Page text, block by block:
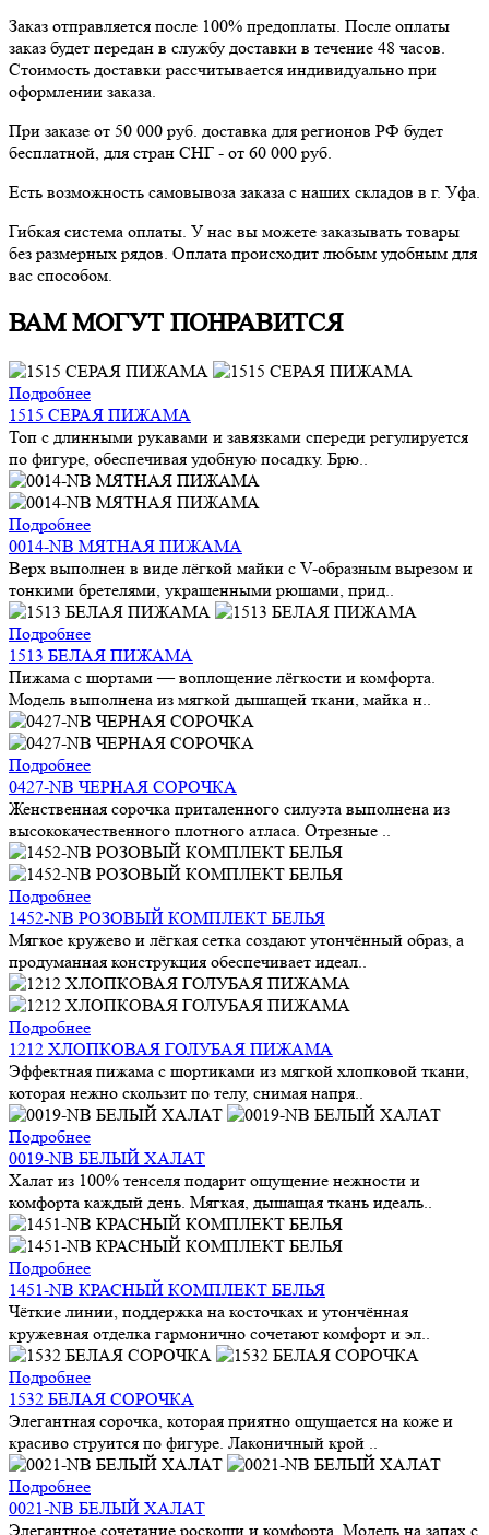
Заказ отправляется после 100% предоплаты. После оплаты
заказ будет передан в службу доставки в течение 48 часов.
Стоимость доставки рассчитывается индивидуально при
оформлении заказа.
При заказе от 50 000 руб. доставка для регионов РФ будет
бесплатной, для стран СНГ - от 60 000 руб.
Есть возможность самовывоза заказа с наших складов в г. Уфа.
Гибкая система оплаты. У нас вы можете заказывать товары
без размерных рядов. Оплата происходит любым удобным для
вас способом.
ВАМ МОГУТ ПОНРАВИТСЯ
Подробнее
1515 СЕРАЯ ПИЖАМА
Топ с длинными рукавами и завязками спереди регулируется
по фигуре, обеспечивая удобную посадку. Брю..
Подробнее
0014-NB МЯТНАЯ ПИЖАМА
Верх выполнен в виде лёгкой майки с V-образным вырезом и
тонкими бретелями, украшенными рюшами, прид..
Подробнее
1513 БЕЛАЯ ПИЖАМА
Пижама с шортами — воплощение лёгкости и комфорта.
Модель выполнена из мягкой дышащей ткани, майка н..
Подробнее
0427-NB ЧЕРНАЯ СОРОЧКА
Женственная сорочка приталенного силуэта выполнена из
высококачественного плотного атласа. Отрезные ..
Подробнее
1452-NB РОЗОВЫЙ КОМПЛЕКТ БЕЛЬЯ
Мягкое кружево и лёгкая сетка создают утончённый образ, а
продуманная конструкция обеспечивает идеал..
Подробнее
1212 ХЛОПКОВАЯ ГОЛУБАЯ ПИЖАМА
Эффектная пижама с шортиками из мягкой хлопковой ткани,
которая нежно скользит по телу, снимая напря..
Подробнее
0019-NB БЕЛЫЙ ХАЛАТ
Халат из 100% тенселя подарит ощущение нежности и
комфорта каждый день. Мягкая, дышащая ткань идеаль..
Подробнее
1451-NB КРАСНЫЙ КОМПЛЕКТ БЕЛЬЯ
Чёткие линии, поддержка на косточках и утончённая
кружевная отделка гармонично сочетают комфорт и эл..
Подробнее
1532 БЕЛАЯ СОРОЧКА
Элегантная сорочка, которая приятно ощущается на коже и
красиво струится по фигуре. Лаконичный крой ..
Подробнее
0021-NB БЕЛЫЙ ХАЛАТ
Элегантное сочетание роскоши и комфорта. Модель на запах с